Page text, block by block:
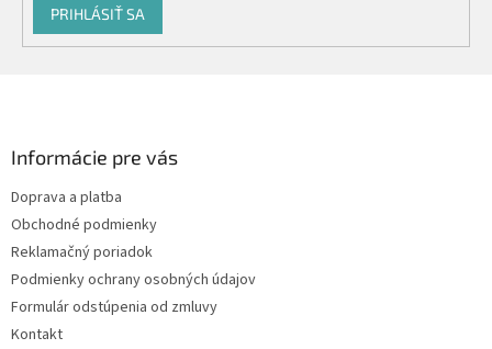
PRIHLÁSIŤ SA
Informácie pre vás
Doprava a platba
Obchodné podmienky
Reklamačný poriadok
Podmienky ochrany osobných údajov
Formulár odstúpenia od zmluvy
Kontakt